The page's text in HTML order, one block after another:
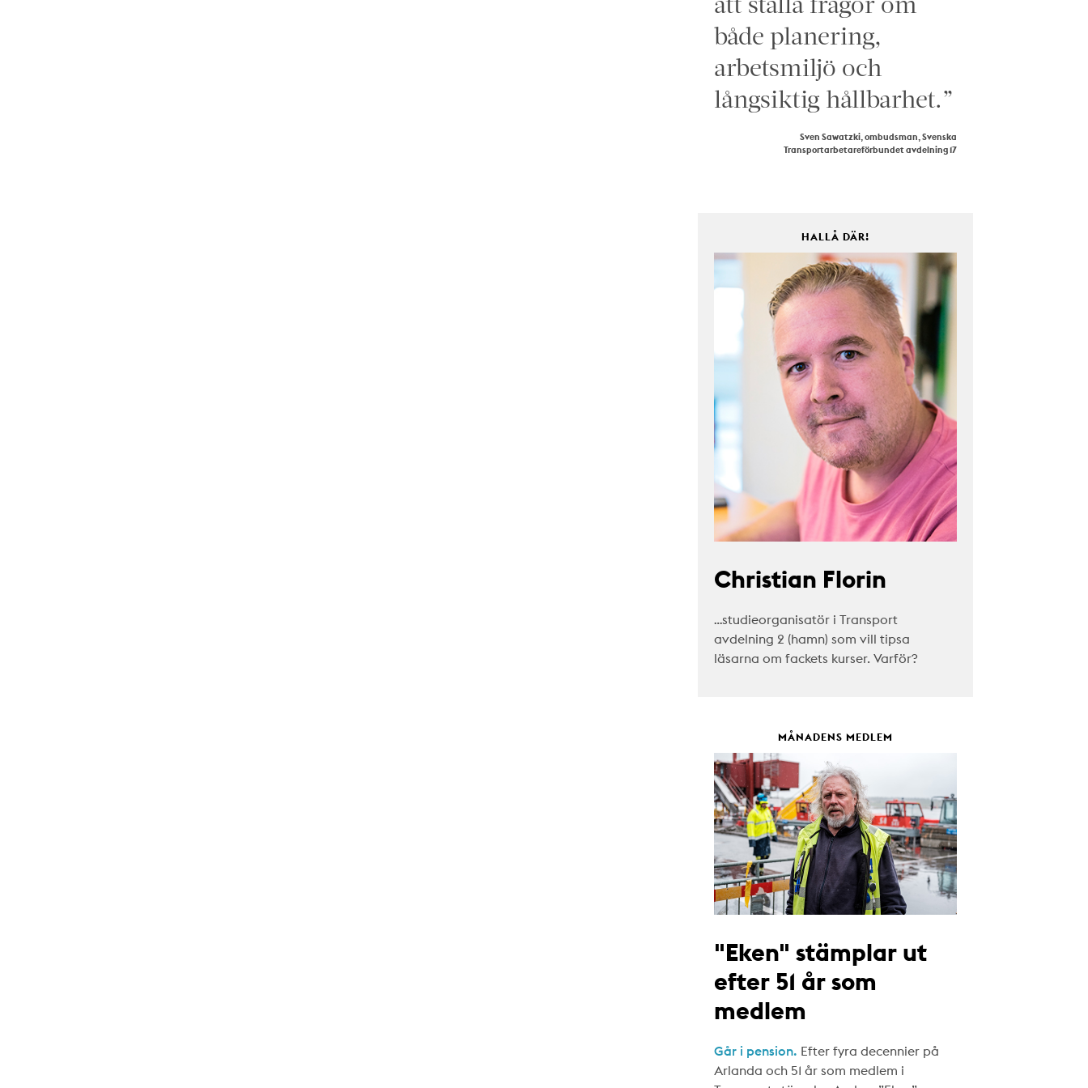
både planering,
arbetsmiljö och
långsiktig hållbarhet.”
Sven Sawatzki, ombudsman, Svenska
Transportarbetareförbundet avdelning 17
HALLÅ DÄR!
Christian Florin
…studieorganisatör i Transport
avdelning 2 (hamn) som vill tipsa
läsarna om fackets kurser. Varför?
MÅNADENS MEDLEM
"Eken" stämplar ut
efter 51 år som
medlem
Går i pension. Efter fyra decennier på
Arlanda och 51 år som medlem i